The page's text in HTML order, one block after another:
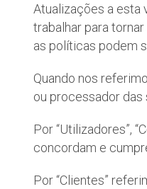
Atualizações a esta
trabalhar para
as políticas podem
Quando nos
ou processador das
Por “Utilizadores”,
concordam e
Por “Clientes”